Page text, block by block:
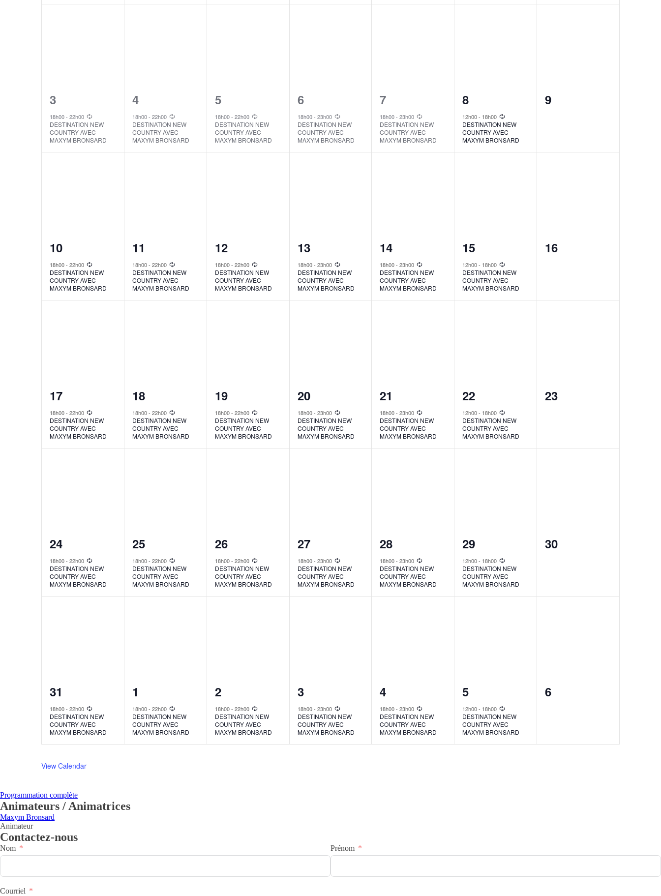
1
event,
3
18h00- 22h00
DESTINATION NEW
COUNTRY AVEC
MAXYM BRONSARD
1
event,
4
18h00- 22h00
DESTINATION NEW
COUNTRY AVEC
MAXYM BRONSARD
1
event,
5
18h00- 22h00
DESTINATION NEW
COUNTRY AVEC
MAXYM BRONSARD
1
event,
6
18h00- 23h00
DESTINATION NEW
COUNTRY AVEC
MAXYM BRONSARD
1
event,
7
18h00-23h00
DESTINATION NEW
COUNTRY AVEC
MAXYM BRONSARD
1
event,
8
12h00- 18h00
DESTINATION NEW
COUNTRY AVEC
MAXYM BRONSARD
0
9
1
event,
10
18h00- 22h00
DESTINATION NEW
COUNTRY AVEC
MAXYM BRONSARD
1
event,
11
18h00- 22h00
DESTINATION NEW
COUNTRY AVEC
MAXYM BRONSARD
1
event,
12
18h00- 22h00
DESTINATION NEW
COUNTRY AVEC
MAXYM BRONSARD
1
event,
13
18h00- 23h00
DESTINATION NEW
COUNTRY AVEC
MAXYM BRONSARD
1
event,
14
18h00-23h00
DESTINATION NEW
COUNTRY AVEC
MAXYM BRONSARD
1
event,
15
12h00- 18h00
DESTINATION NEW
COUNTRY AVEC
MAXYM BRONSARD
0
16
1
event,
17
18h00- 22h00
DESTINATION NEW
COUNTRY AVEC
MAXYM BRONSARD
1
event,
18
18h00- 22h00
DESTINATION NEW
COUNTRY AVEC
MAXYM BRONSARD
1
event,
19
18h00- 22h00
DESTINATION NEW
COUNTRY AVEC
MAXYM BRONSARD
1
event,
20
18h00- 23h00
DESTINATION NEW
COUNTRY AVEC
MAXYM BRONSARD
1
event,
21
18h00-23h00
DESTINATION NEW
COUNTRY AVEC
MAXYM BRONSARD
1
event,
22
12h00- 18h00
DESTINATION NEW
COUNTRY AVEC
MAXYM BRONSARD
0
23
1
event,
24
18h00- 22h00
DESTINATION NEW
COUNTRY AVEC
MAXYM BRONSARD
1
event,
25
18h00- 22h00
DESTINATION NEW
COUNTRY AVEC
MAXYM BRONSARD
1
event,
26
18h00- 22h00
DESTINATION NEW
COUNTRY AVEC
MAXYM BRONSARD
1
event,
27
18h00- 23h00
DESTINATION NEW
COUNTRY AVEC
MAXYM BRONSARD
1
event,
28
18h00-23h00
DESTINATION NEW
COUNTRY AVEC
MAXYM BRONSARD
1
event,
29
12h00- 18h00
DESTINATION NEW
COUNTRY AVEC
MAXYM BRONSARD
0
30
1
event,
31
18h00- 22h00
DESTINATION NEW
COUNTRY AVEC
MAXYM BRONSARD
1
event,
1
18h00- 22h00
DESTINATION NEW
COUNTRY AVEC
MAXYM BRONSARD
1
event,
2
18h00- 22h00
DESTINATION NEW
COUNTRY AVEC
MAXYM BRONSARD
1
event,
3
18h00- 23h00
DESTINATION NEW
COUNTRY AVEC
MAXYM BRONSARD
1
event,
4
18h00-23h00
DESTINATION NEW
COUNTRY AVEC
MAXYM BRONSARD
1
event,
5
12h00- 18h00
DESTINATION NEW
COUNTRY AVEC
MAXYM BRONSARD
0
6
View Calendar
Programmation complète
Animateurs / Animatrices
Maxym Bronsard
Animateur
Contactez-nous
Nom Prénom
Courriel